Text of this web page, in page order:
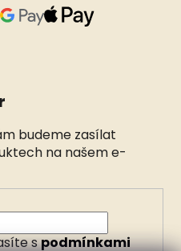
budeme zasílat
na našem e-
spodmínkami